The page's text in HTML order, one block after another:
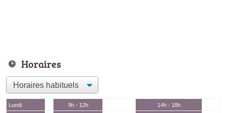
Horaires
Lundi 9h - 12h
14h - 18h